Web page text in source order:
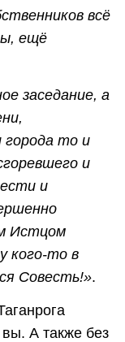
всё
ещё
заседание, а
города то и
и
и
Истцом
кого-то в
Совесть!».
А также без